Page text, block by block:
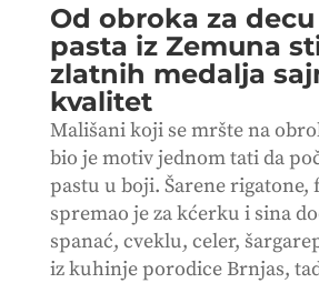
Od obroka za
pasta iz Zemuna
zlatnih medalja
kvalitet
Mališani koji se mršte na
bio je motiv jednom tati da
pastu u boji. Šarene rigatone,
spremao je za kćerku i sina
spanać, cveklu, celer,
iz kuhinje porodice Brnjas,